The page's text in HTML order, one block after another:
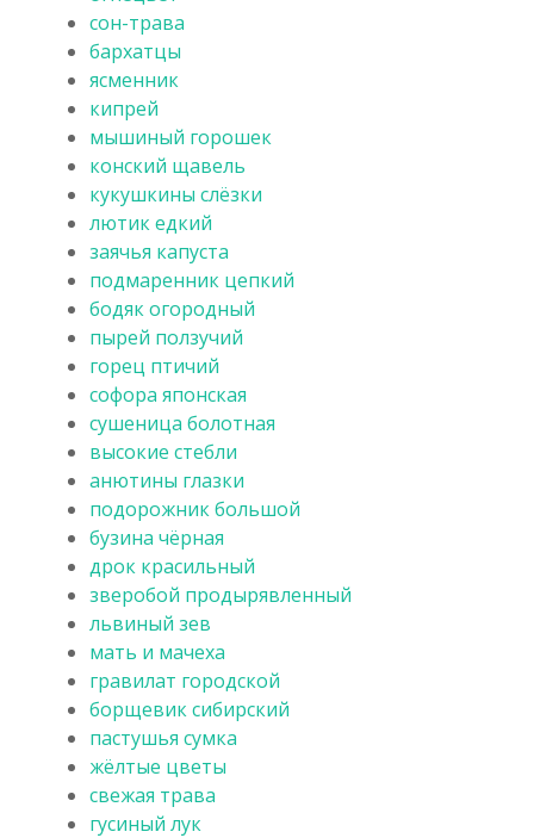
сон-трава
бархатцы
ясменник
кипрей
мышиный горошек
конский щавель
кукушкины слёзки
лютик едкий
заячья капуста
подмаренник цепкий
бодяк огородный
пырей ползучий
горец птичий
софора японская
сушеница болотная
высокие стебли
анютины глазки
подорожник большой
бузина чёрная
дрок красильный
зверобой продырявленный
львиный зев
мать и мачеха
гравилат городской
борщевик сибирский
пастушья сумка
жёлтые цветы
свежая трава
гусиный лук